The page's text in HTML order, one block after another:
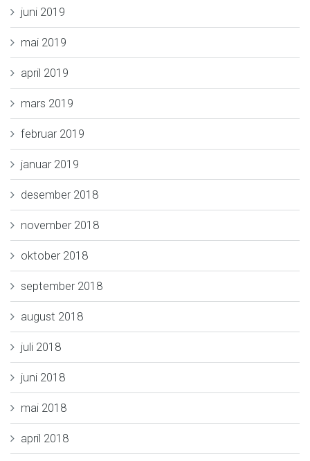
juni 2019
mai 2019
april 2019
mars 2019
februar 2019
januar 2019
desember 2018
november 2018
oktober 2018
september 2018
august 2018
juli 2018
juni 2018
mai 2018
april 2018